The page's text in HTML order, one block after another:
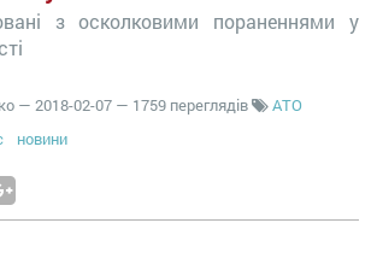
з осколковими пораненнями у
— 2018-02-07 — 1759 переглядів
АТО
новини